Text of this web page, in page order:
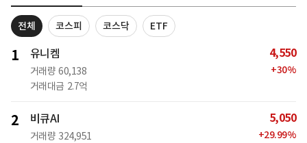
전체 코스피 코스닥 ETF
1 유니켐
거래량 60,138
거래대금 2.7억
4,550
+30%
2 비큐AI
거래량 324,951
5,050
+29.99%